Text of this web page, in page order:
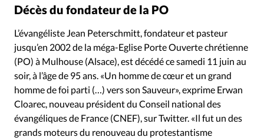
Décès du fondateur de la PO
L’évangéliste Jean Peterschmitt, fondateur et pasteur
jusqu’en 2002 de la méga-Eglise Porte Ouverte chrétienne
(PO) à Mulhouse (Alsace), est décédé ce samedi 11 juin au
soir, à l’âge de 95 ans. «Un homme de cœur et un grand
homme de foi parti (…) vers son Sauveur», exprime Erwan
Cloarec, nouveau président du Conseil national des
évangéliques de France (CNEF), sur Twitter. «Il fut un des
grands moteurs du renouveau du protestantisme